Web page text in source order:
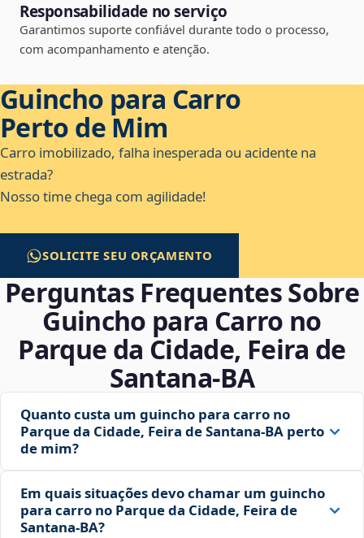
Responsabilidade no serviço
Garantimos suporte confiável durante todo o processo,
com acompanhamento e atenção.
Guincho para Carro
Perto de Mim
Carro imobilizado, falha inesperada ou acidente na
estrada?
Nosso time chega com agilidade!
SOLICITE SEU ORÇAMENTO
Perguntas Frequentes Sobre
Guincho para Carro no
Parque da Cidade, Feira de
Santana‑BA
Quanto custa um guincho para carro no
Parque da Cidade, Feira de Santana‑BA perto
de mim?
Em quais situações devo chamar um guincho
para carro no Parque da Cidade, Feira de
Santana‑BA?